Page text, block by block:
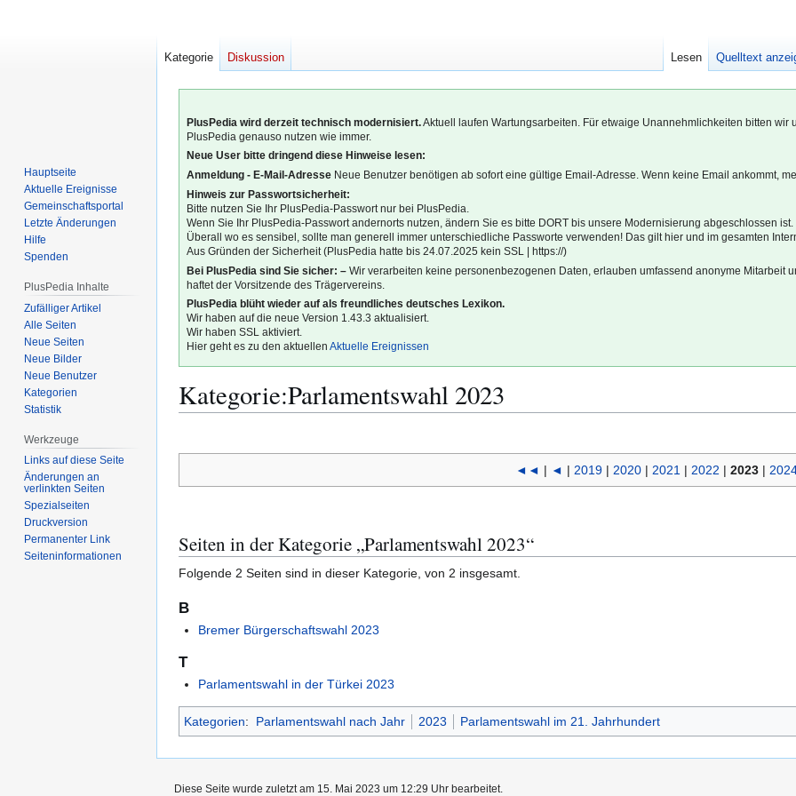
PlusPedia wird derzeit technisch modernisiert.Aktuell laufen Wartungsarbeiten. Für etwaige Unannehmlichkeiten bitten
PlusPedia genauso nutzen wie immer.
Neue User bitte dringend diese Hinweise lesen:
Anmeldung - E-Mail-Adresse Neue Benutzer benötigen ab sofort eine gültige Email-Adresse. Wenn keine Email ankommt,
Hinweis zur Passwortsicherheit:
Bitte nutzen Sie Ihr PlusPedia-Passwort nur bei PlusPedia.
Wenn Sie Ihr PlusPedia-Passwort andernorts nutzen, ändern Sie es bitte DORT bis unsere Modernisierung abgeschlossen ist.
Überall wo es sensibel, sollte man generell immer unterschiedliche Passworte verwenden! Das gilt hier und im gesamten
Aus Gründen der Sicherheit (PlusPedia hatte bis 24.07.2025 kein SSL | https://)
Bei PlusPedia sind Sie sicher: – Wir verarbeiten keine personenbezogenen Daten, erlauben umfassend anonyme Mitarbeit
haftet der Vorsitzende des Trägervereins.
PlusPedia blüht wieder auf als freundliches deutsches Lexikon.
Wir haben auf die neue Version 1.43.3 aktualisiert.
Wir haben SSL aktiviert.
Hier geht es zu den aktuellenAktuelle Ereignissen
Kategorie:Parlamentswahl 2023
Navigation
Suche
◄◄ | ◄ | 2019| 2020| 2021 | 2022 | 2023|
Seiten in der Kategorie „Parlamentswahl 2023“
Folgende 2 Seiten sind in dieser Kategorie, von 2 insgesamt.
B
Bremer Bürgerschaftswahl 2023
T
Parlamentswahl in der Türkei 2023
Kategorien: Parlamentswahl nach Jahr 2023 Parlamentswahl im 21. Jahrhundert
Kategorie Diskussion Lesen Quelltext
Hauptseite
Aktuelle Ereignisse
Gemeinschafts­portal
Letzte Änderungen
Hilfe
Spenden
PlusPedia Inhalte
Zufälliger Artikel
Alle Seiten
Neue Seiten
Neue Bilder
Neue Benutzer
Kategorien
Statistik
Werkzeuge
Links auf diese Seite
Änderungen an
verlinkten Seiten
Spezialseiten
Druckversion
Permanenter Link
Seiten­­informationen
Diese Seite wurde zuletzt am 15. Mai 2023 um 12:29 Uhr bearbeitet.